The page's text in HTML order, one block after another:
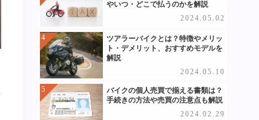
やいつ・どこで払うのかを解説
2024.05.02
ツアラーバイクとは？特徴やメリッ
ト・デメリット、おすすめモデルを
解説
2024.05.10
バイクの個人売買で揃える書類は？
手続きの方法や売買の注意点も解説
2024.02.29